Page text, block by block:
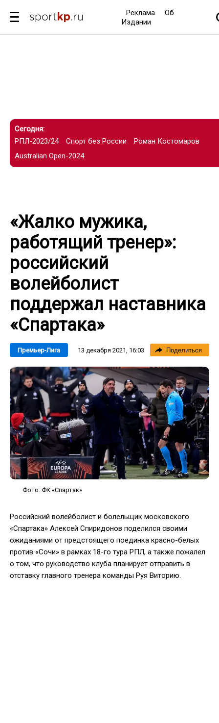
Реклама
Об
Издании
Сегодня:
РПЛ-2023/24
Спорт без России
Роман Костомаров
Australian Open-2024
«Жалко мужика,
работящий тренер»:
российский
волейболист
поддержал наставника
«Спартака»
Премьер-Лига 13 декабря 2021, 16:03 Поделиться
Фото: ФК «Спартак»
Российский волейболист и болельщик московского
«Спартака» Алексей Спиридонов поделился своими
ожиданиями от предстоящего поединка красно-белых
против «Сочи» в рамках 18-го тура РПЛ, а также пожалел
о том, что руководство клуба планирует отправить в
отставку главного тренера команды Руя Виторию.